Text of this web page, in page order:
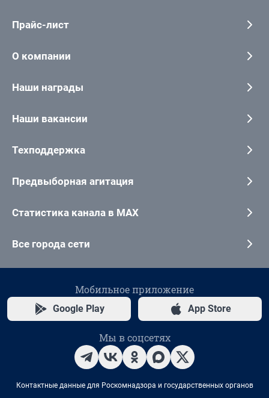
Прайс-лист
О компании
Наши награды
Наши вакансии
Техподдержка
Предвыборная агитация
Статистика канала в MAX
Все города сети
Мобильное приложение
Google Play App Store
Мы в соцсетях
Контактные данные для Роскомнадзора и государственных органов